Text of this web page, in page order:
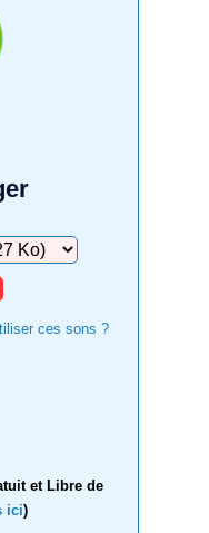
ces sons ?
et Libre de
ici)